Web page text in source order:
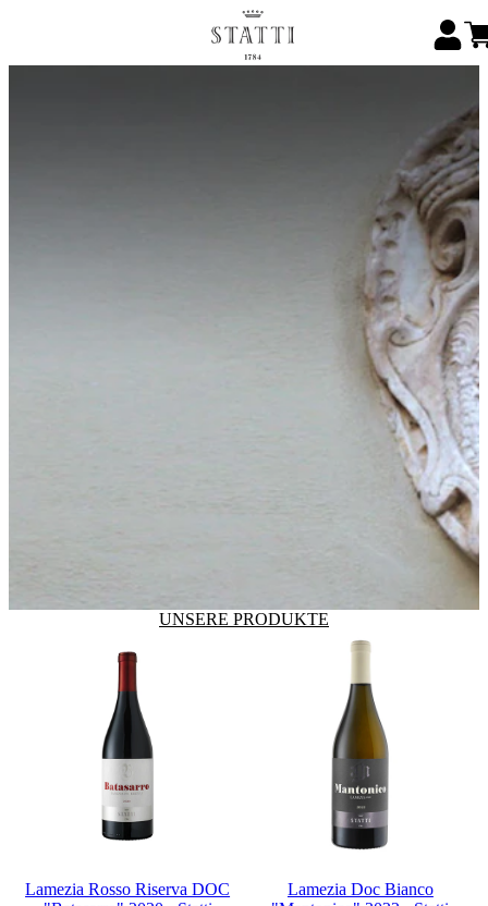
UNSERE PRODUKTE
Lamezia Rosso Riserva DOC
Lamezia Doc Bianco